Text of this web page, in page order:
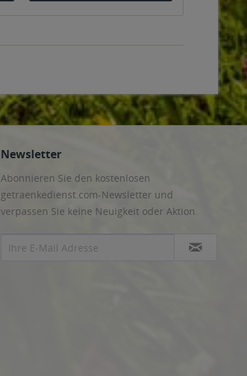
Newsletter
Abonnieren Sie den kostenlosen
getraenkedienst.com-Newsletter und
verpassen Sie keine Neuigkeit oder Aktion.